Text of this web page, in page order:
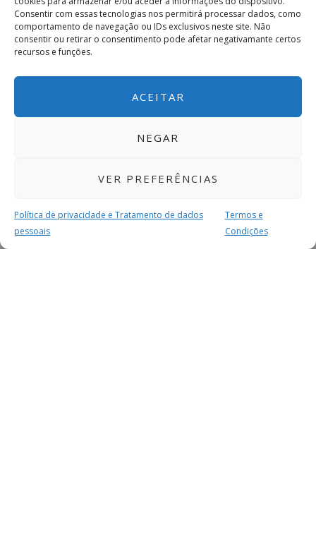
Consentir com essas tecnologias nos permitirá processar dados, como
comportamento de navegação ou IDs exclusivos neste site. Não
consentir ou retirar o consentimento pode afetar negativamante certos
recursos e funções.
ACEITAR
NEGAR
VER PREFERÊNCIAS
Política de privacidade e Tratamento de dados
pessoais
Termos e
Condições